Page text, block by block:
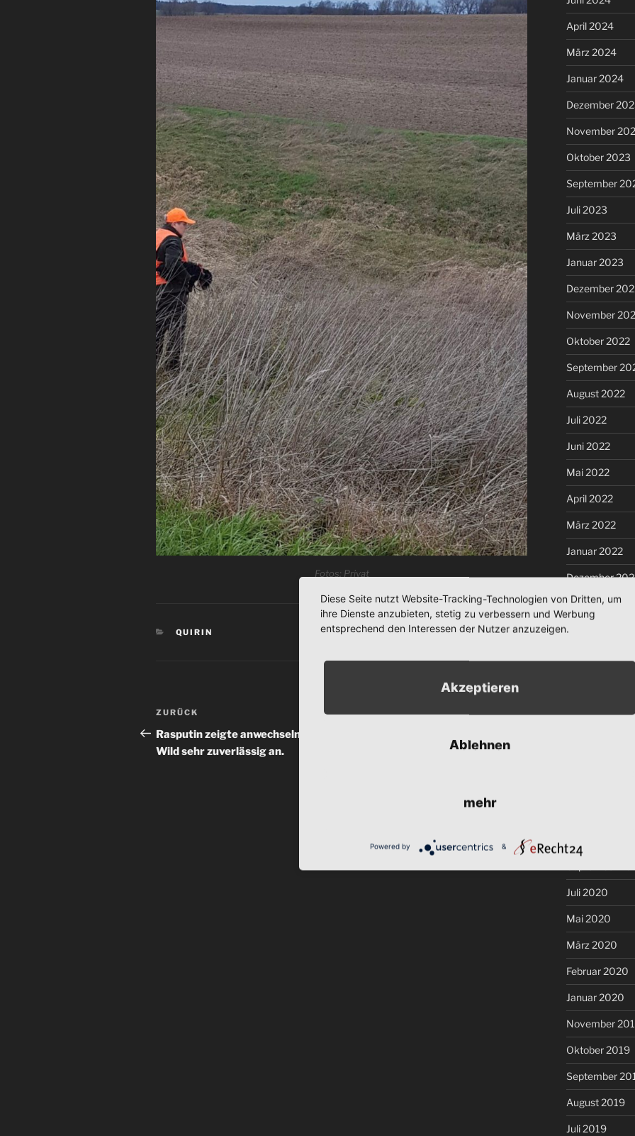
Fotos: Privat
KATEGORIEN
QUIRIN
Beitragsnavigation
Vorheriger
Beitrag
ZURÜCK
Rasputin zeigte anwechselndes
Wild sehr zuverlässig an.
Nächster
April 2024
März 2024
Januar 2024
Dezember
November
Oktober 2023
September
Juli 2023
März 2023
Januar 2023
Dezember
November
Oktober 2022
September
August 2022
Juli 2022
Juni 2022
Mai 2022
April 2022
März 2022
Januar 2022
Dezember
November 2021
Oktober 2021
Juli 2020
Mai 2020
März 2020
Februar 2020
Januar 2020
November
Oktober 2019
September
August 2019
Juli 2019
Diese Seite nutzt Website-Tracking-Technologien von Dritten, um
ihre Dienste anzubieten, stetig zu verbessern und Werbung
entsprechend den Interessen der Nutzer anzuzeigen.
Akzeptieren
Ablehnen
mehr
Powered by &